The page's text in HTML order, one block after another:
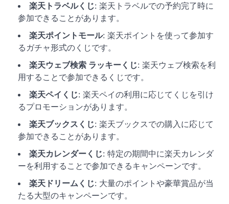
楽天トラベルくじ: 楽天トラベルでの予約完了時に
参加できることがあります。
楽天ポイントモール: 楽天ポイントを使って参加す
るガチャ形式のくじです。
楽天ウェブ検索 ラッキーくじ: 楽天ウェブ検索を利
用することで参加できるくじです。
楽天ペイくじ: 楽天ペイの利用に応じてくじを引け
るプロモーションがあります。
楽天ブックスくじ: 楽天ブックスでの購入に応じて
参加できることがあります。
楽天カレンダーくじ: 特定の期間中に楽天カレンダ
ーを利用することで参加できるキャンペーンです。
楽天ドリームくじ: 大量のポイントや豪華賞品が当
たる大型のキャンペーンです。